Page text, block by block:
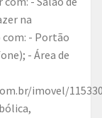
na
- Portão
- Área de
imovel/